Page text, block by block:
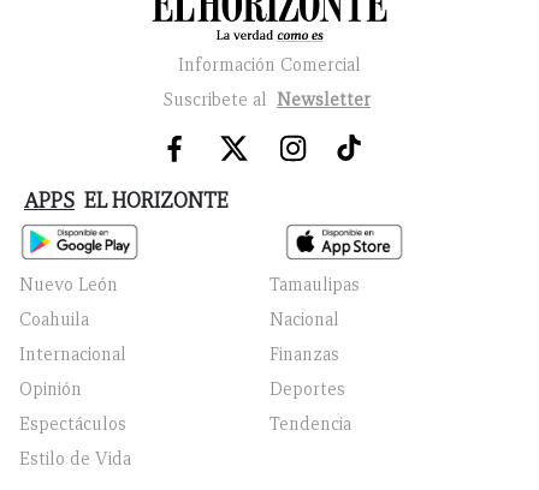
Información Comercial
Suscribete al
Newsletter
APPS EL HORIZONTE
Nuevo León
Tamaulipas
Coahuila
Nacional
Internacional
Finanzas
Opinión
Deportes
Espectáculos
Tendencia
Estilo de Vida